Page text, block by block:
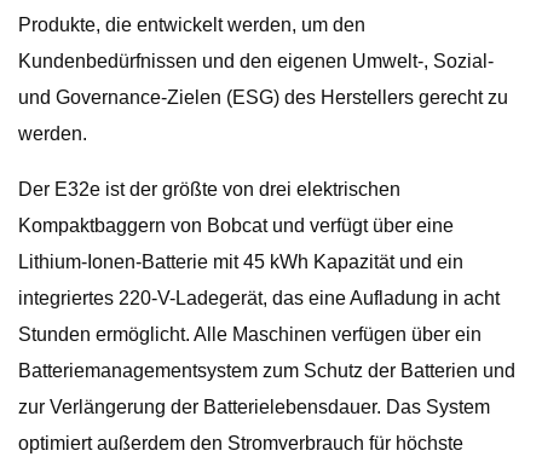
Produkte, die entwickelt werden, um den
Kundenbedürfnissen und den eigenen Umwelt-, Sozial-
und Governance-Zielen (ESG) des Herstellers gerecht zu
werden.
Der E32e ist der größte von drei elektrischen
Kompaktbaggern von Bobcat und verfügt über eine
Lithium-Ionen-Batterie mit 45 kWh Kapazität und ein
integriertes 220-V-Ladegerät, das eine Aufladung in acht
Stunden ermöglicht. Alle Maschinen verfügen über ein
Batteriemanagementsystem zum Schutz der Batterien und
zur Verlängerung der Batterielebensdauer. Das System
optimiert außerdem den Stromverbrauch für höchste